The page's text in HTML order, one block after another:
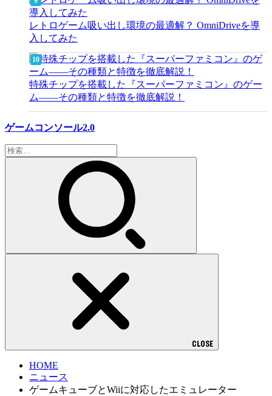
レトロゲーム吸い出し環境の最適解？ OmniDriveを導
入してみた
特殊チップを搭載した『スーパーファミコン』のゲー
ム――その種類と特徴を徹底解説！
ゲームコンソール2.0
検
索:
CLOSE
HOME
ニュース
ゲームキューブとWiiに対応したエミュレーター